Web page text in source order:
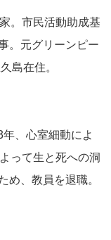
。市民活動助成基
。元グリーンピー
島在住。
、心室細動によ
って生と死への洞
め、教員を退職。